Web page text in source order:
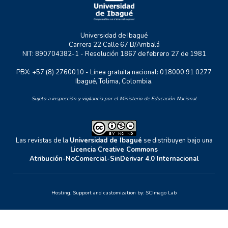
Universidad de Ibagué
Carrera 22 Calle 67 B/Ambalá
NIT: 890704382-1 - Resolución 1867 de febrero 27 de 1981
PBX: +57 (8) 2760010 - Línea gratuita nacional: 018000 91 0277
Ibagué, Tolima, Colombia.
Sujeto a inspección y vigilancia por el Ministerio de Educación Nacional
Las revistas de la Universidad de Ibagué se distribuyen bajo una
Licencia Creative Commons
Atribución-NoComercial-SinDerivar 4.0 Internacional
Hosting, Support and customization by: SCImago Lab